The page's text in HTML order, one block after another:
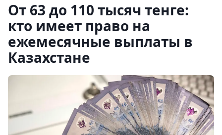
От 63 до 110 тысяч тенге:
кто имеет право на
ежемесячные выплаты в
Казахстане